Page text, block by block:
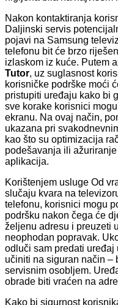
Nakon kontaktiranja
Daljinski servis
pojavi na Samsung
telefonu bit će brzo
izlaskom iz kuće. Putem
Tutor, uz suglasnost
korisničke podrške moći
pristupiti uređaju kako bi
sve korake korisnici
ekranu. Na ovaj način,
ukazana pri
kao što su optimizacija
podešavanja ili
aplikacija.
Korištenjem usluge Od
slučaju kvara na
telefonu, korisnici mogu
podršku nakon čega će
željenu adresu i preuzeti
neophodan popravak.
odluči sam predati uređaj
učiniti na siguran način –
servisnim osobljem.
obrade biti vraćen na
Kako bi sigurnost